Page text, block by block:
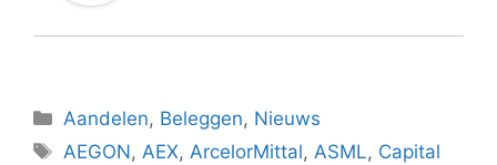
Categorieën
Aandelen, Beleggen, Nieuws
Tags
AEGON, AEX, ArcelorMittal, ASML, Capital